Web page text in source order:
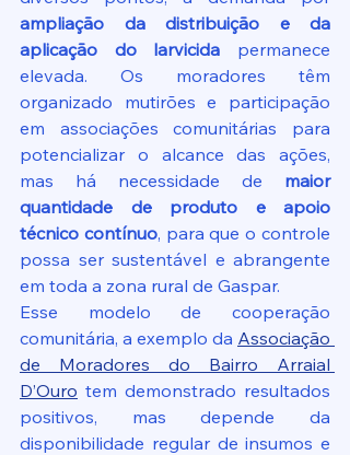
ampliação da distribuição e da
aplicação do larvicida permanece
elevada. Os moradores têm
organizado mutirões e participação
em associações comunitárias para
potencializar o alcance das ações,
mas há necessidade de maior
quantidade de produto e apoio
técnico contínuo, para que o controle
possa ser sustentável e abrangente
em toda a zona rural de Gaspar.
Esse modelo de cooperação
comunitária, a exemplo da Associação
de Moradores do Bairro Arraial
D’Ouro tem demonstrado resultados
positivos, mas depende da
disponibilidade regular de insumos e